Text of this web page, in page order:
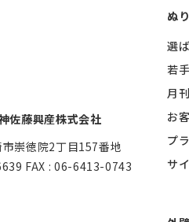
佐藤興産株式会社
崇徳院2丁目157番地
FAX : 06-6413-0743
ぬ
選
若
月
お
プ
サ